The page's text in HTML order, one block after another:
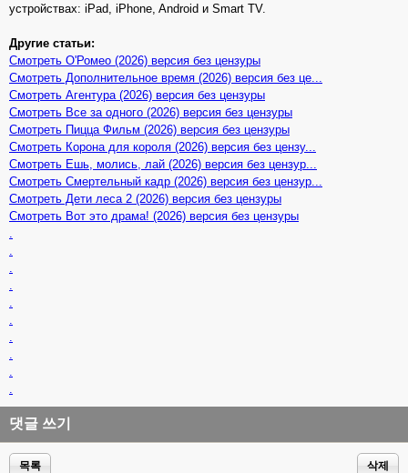
устройствах: iPad, iPhone, Android и Smart TV.
Другие статьи:
Смотреть О'Ромео (2026) версия без цензуры
Смотреть Дополнительное время (2026) версия без це...
Смотреть Агентура (2026) версия без цензуры
Смотреть Все за одного (2026) версия без цензуры
Смотреть Пицца Фильм (2026) версия без цензуры
Смотреть Корона для короля (2026) версия без цензу...
Смотреть Ешь, молись, лай (2026) версия без цензур...
Смотреть Смертельный кадр (2026) версия без цензур...
Смотреть Дети леса 2 (2026) версия без цензуры
Смотреть Вот это драма! (2026) версия без цензуры
.
.
.
.
.
.
.
.
.
.
댓글 쓰기
목록 삭제